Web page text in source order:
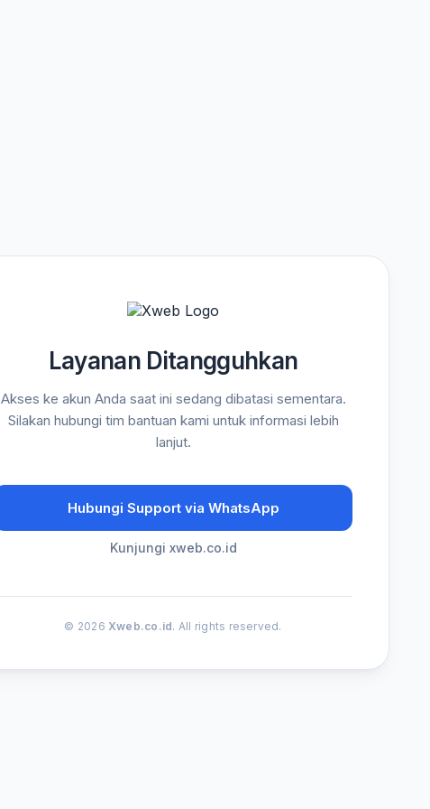
Layanan Ditangguhkan
Akses ke akun Anda saat ini sedang dibatasi sementara.
Silakan hubungi tim bantuan kami untuk informasi lebih
lanjut.
Hubungi Support via WhatsApp
Kunjungi xweb.co.id
© 2026 Xweb.co.id. All rights reserved.